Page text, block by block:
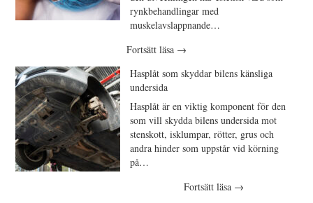
rynkbehandlingar med
muskelavslappnande…
Fortsätt läsa →
Hasplåt som skyddar bilens känsliga
undersida
Hasplåt är en viktig komponent för den
som vill skydda bilens undersida mot
stenskott, isklumpar, rötter, grus och
andra hinder som uppstår vid körning
på…
Fortsätt läsa →